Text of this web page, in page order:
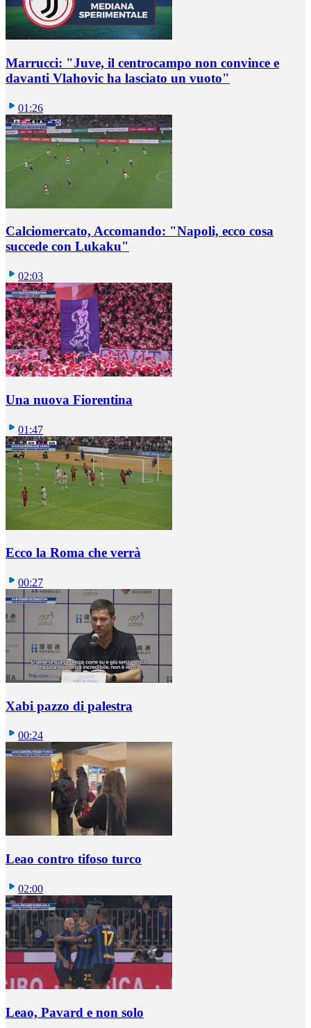
Marrucci: "Juve, il centrocampo non convince e
davanti Vlahovic ha lasciato un vuoto"
01:26
Calciomercato, Accomando: "Napoli, ecco cosa
succede con Lukaku"
02:03
Una nuova Fiorentina
01:47
Ecco la Roma che verrà
00:27
Xabi pazzo di palestra
00:24
Leao contro tifoso turco
02:00
Leao, Pavard e non solo